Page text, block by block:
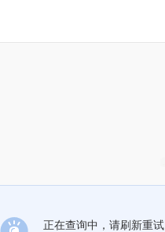
正在查询中，请刷新重试